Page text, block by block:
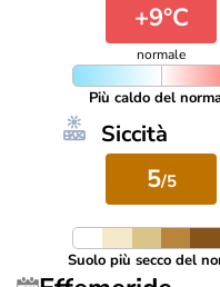
+9°C
normale
Più caldo del
Siccità
5/5
Suolo più secco del